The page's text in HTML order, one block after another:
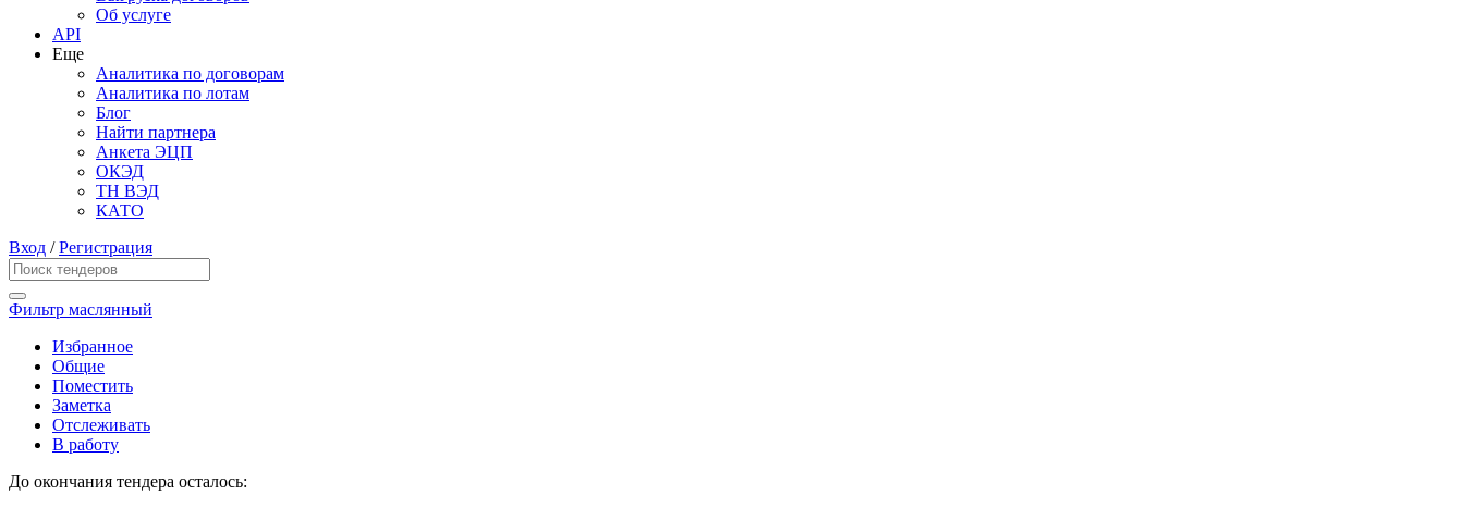
Об услуге
API
Еще
Аналитика по договорам
Аналитика по лотам
Блог
Найти партнера
Анкета ЭЦП
ОКЭД
ТН ВЭД
КАТО
Вход /Регистрация
Фильтр маслянный
Избранное
Общие
Поместить
Заметка
Отслеживать
В работу
До окончания тендера осталось: